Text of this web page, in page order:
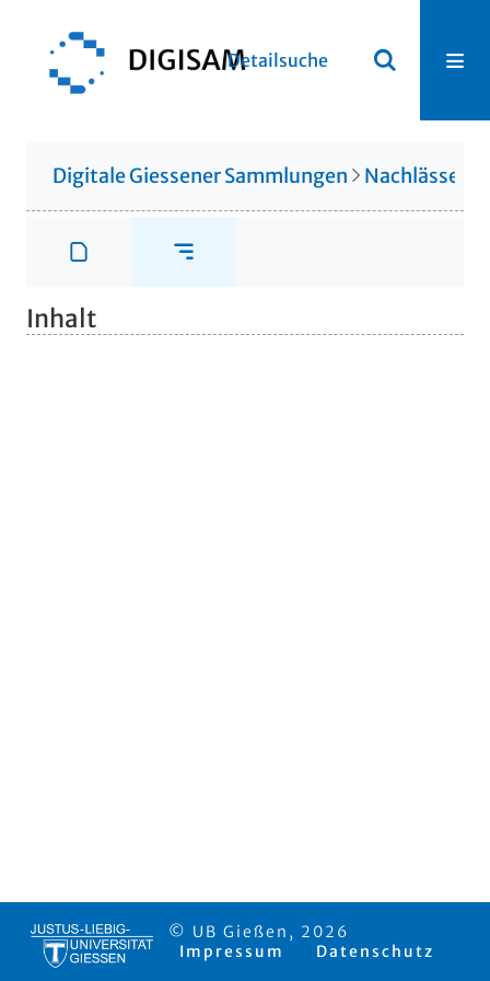
Detailsuche
Digitale Giessener Sammlungen Nachlässe
Inhalt
© UB Gießen, 2026
Impressum
Datenschutz